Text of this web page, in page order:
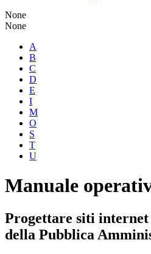
None
None
A
B
C
D
E
I
M
O
S
T
U
Manuale
Progettare siti
della Pubblica